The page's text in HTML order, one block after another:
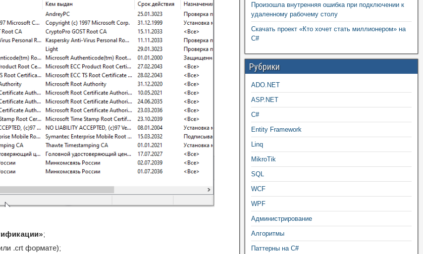
;
.crt формате);
Произошла внутренняя ошибка при подключении к
удаленному рабочему столу
Скачать проект «Кто хочет стать миллионером» на
C#
Рубрики
ADO.NET
ASP.NET
C#
Entity Framework
Linq
MikroTik
SQL
WCF
WPF
Администрирование
Алгоритмы
Паттерны на C#